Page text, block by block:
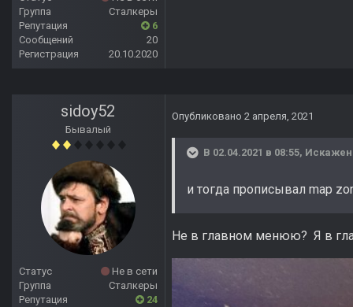
Группа
Сталкеры
Репутация
6
Сообщений
20
Регистрация
20.10.2020
sidoy52
Бывалый
Статус
Не в сети
Группа
Сталкеры
Репутация
24
Опубликовано 2 апреля, 2021
В 02.04.2021 в 08:55,
и тогда прописывал map
Не в главном менюю? Я в